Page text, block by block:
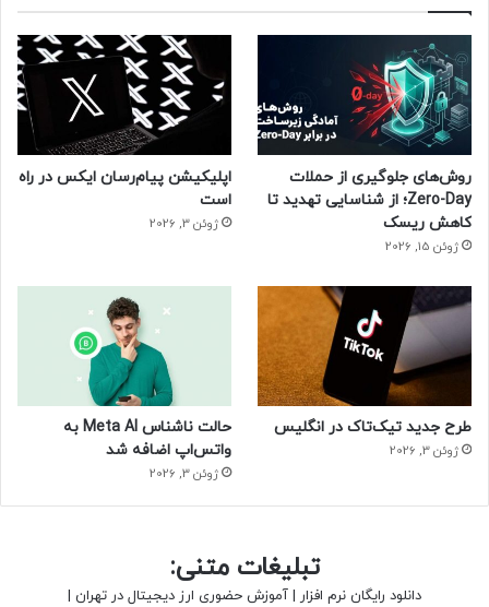
روش‌های جلوگیری از حملات
Zero-Day؛ از شناسایی تهدید تا
کاهش ریسک
ژوئن 15, 2026
اپلیکیشن پیام‌رسان ایکس در راه
است
ژوئن 3, 2026
طرح جدید تیک‌تاک در انگلیس
ژوئن 3, 2026
حالت ناشناس Meta AI به
واتس‌اپ اضافه شد
ژوئن 3, 2026
تبلیغات متنی:
دانلود رایگان نرم افزار | آموزش حضوری ارز دیجیتال در تهران |